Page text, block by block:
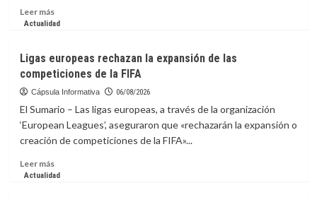
hígado
señales
Leer másLeer
más
capsula
Informativa:
Stop
Start
Connecting:
The
for
Actualidad
Ligas europeas rechazan la expansión de las
competiciones de la FIFA
Cápsula Informativa 06/08/2026
El Sumario – Las ligas europeas, a través de la organización
‘European Leagues’, aseguraron que «rechazarán la expansión o
creación de competiciones de la FIFA»...
Leer másLeer
más
Actualidad